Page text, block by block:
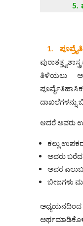
5.
1.
ತಿಳಿಯಲು
ದಾಖಲೆಗಳನ್ನು
ಆದರೆ ಅವರು
ಕಲ್ಲು
ಅವರು ಬರೆದ
ಅವರ
ಬೀಜಗಳು